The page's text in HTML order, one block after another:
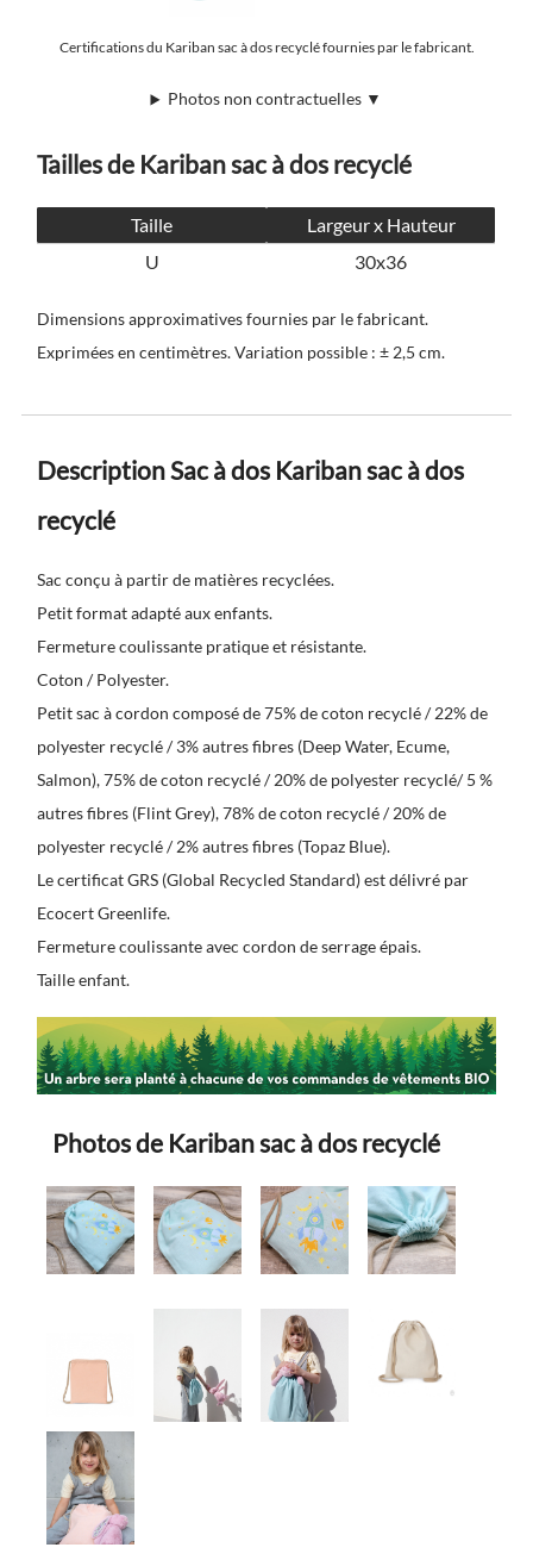
Certifications du Kariban sac à dos recyclé fournies par le fabricant.
Photos non contractuelles ▼
Tailles de Kariban sac à dos recyclé
Taille
Largeur x Hauteur
U
30x36
Dimensions approximatives fournies par le fabricant.
Exprimées en centimètres. Variation possible : ± 2,5 cm.
Description Sac à dos Kariban sac à dos
recyclé
Sac conçu à partir de matières recyclées.
Petit format adapté aux enfants.
Fermeture coulissante pratique et résistante.
Coton / Polyester.
Petit sac à cordon composé de 75% de coton recyclé / 22% de
polyester recyclé / 3% autres fibres (Deep Water, Ecume,
Salmon), 75% de coton recyclé / 20% de polyester recyclé/ 5 %
autres fibres (Flint Grey), 78% de coton recyclé / 20% de
polyester recyclé / 2% autres fibres (Topaz Blue).
Le certificat GRS (Global Recycled Standard) est délivré par
Ecocert Greenlife.
Fermeture coulissante avec cordon de serrage épais.
Taille enfant.
Photos de Kariban sac à dos recyclé